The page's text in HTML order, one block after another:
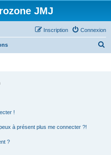
JMJ
Connexion
Inscription
!
à présent plus me connecter ?!
?